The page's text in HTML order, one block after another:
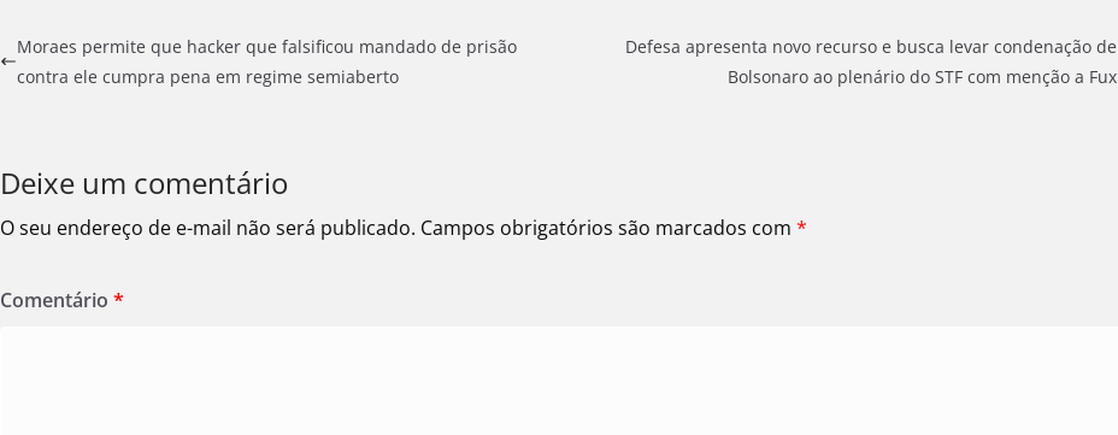
Moraes permite que hacker que falsificou mandado de prisão
contra ele cumpra pena em regime semiaberto
Defesa apresenta novo recurso e busca levar condenação de
Bolsonaro ao plenário do STF com menção a Fux
Deixe um comentário
O seu endereço de e-mail não será publicado. Campos obrigatórios são marcados com *
Comentário *